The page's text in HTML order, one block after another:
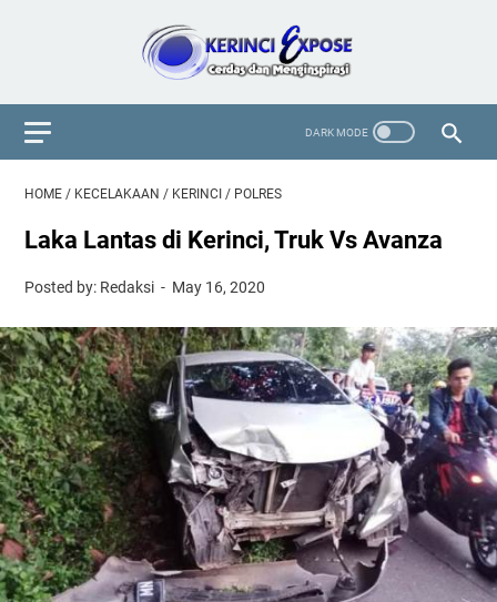
HOME / KECELAKAAN / KERINCI / POLRES
Laka Lantas di Kerinci, Truk Vs Avanza
Posted by: Redaksi May 16, 2020